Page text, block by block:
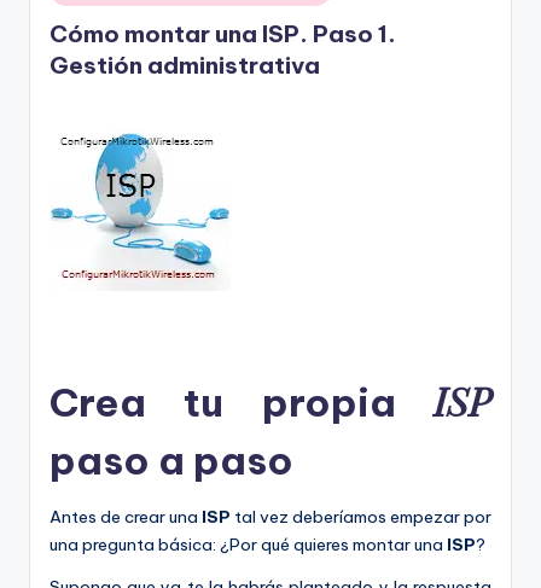
en
Cómo montar una ISP. Paso 1.
Gestión administrativa
Crea tu propiaISP
paso a paso
Antes de crear una ISP tal vez deberíamos empezar por
una pregunta básica: ¿Por qué quieres montar una ISP?